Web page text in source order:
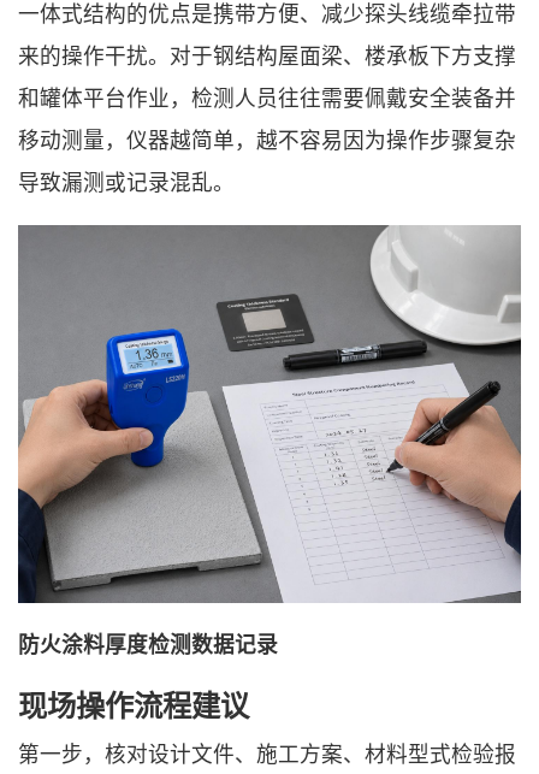
一体式结构的优点是携带方便、减少探头线缆牵拉带
来的操作干扰。对于钢结构屋面梁、楼承板下方支撑
和罐体平台作业，检测人员往往需要佩戴安全装备并
移动测量，仪器越简单，越不容易因为操作步骤复杂
导致漏测或记录混乱。
防火涂料厚度检测数据记录
现场操作流程建议
第一步，核对设计文件、施工方案、材料型式检验报